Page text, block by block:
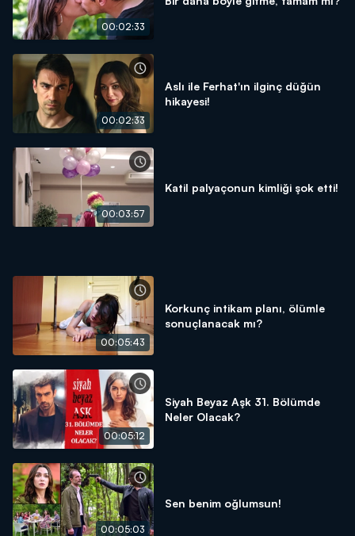
00:02:33
00:02:33
Aslı ile Ferhat'ın ilginç düğün
hikayesi!
00:03:57
Katil palyaçonun kimliği şok etti!
00:05:43
Korkunç intikam planı, ölümle
sonuçlanacak mı?
00:05:12
Siyah Beyaz Aşk 31. Bölümde
Neler Olacak?
00:05:03
Sen benim oğlumsun!